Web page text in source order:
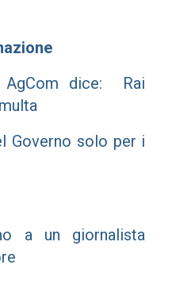
AgCom dice: Rai
Governo solo per i
a un giornalista